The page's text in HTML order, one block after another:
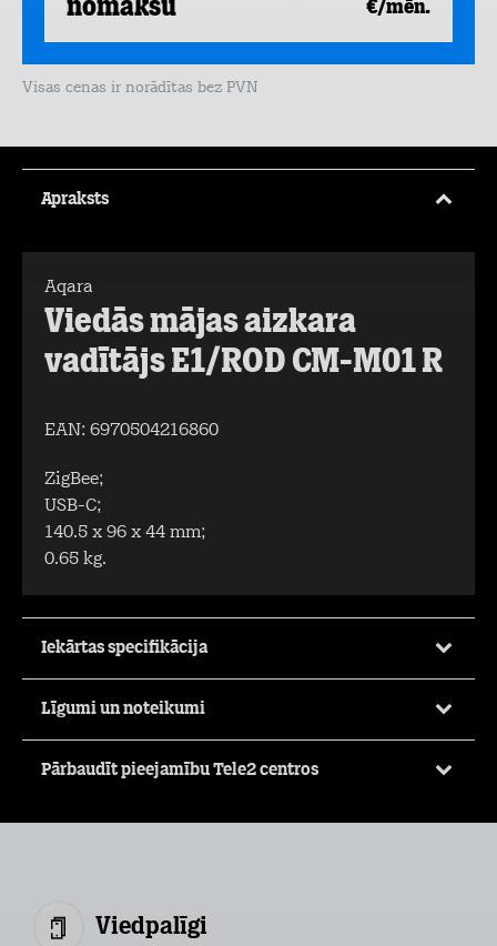
€/mēn.
Visas cenas ir norādītas bez PVN
Apraksts
Aqara
Viedās mājas aizkara
vadītājs E1/ROD CM-M01 R
EAN: 6970504216860
ZigBee;
USB-C;
140.5 x 96 x 44 mm;
0.65 kg.
Iekārtas specifikācija
Līgumi un noteikumi
Pārbaudīt pieejamību Tele2 centros
Viedpalīgi